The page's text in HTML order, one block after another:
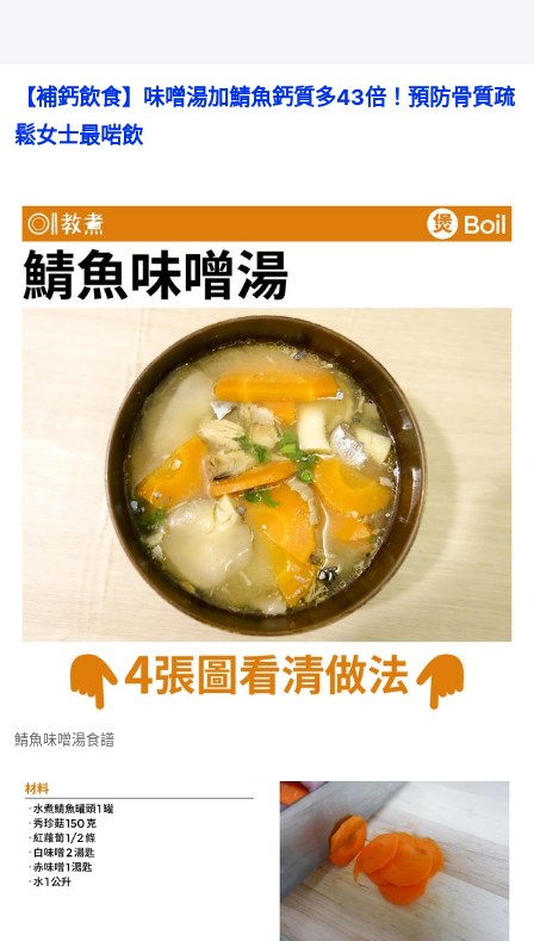
【補鈣飲食】味噌湯加鯖魚鈣質多43倍！預防骨質疏
鬆女士最啱飲
鯖魚味噌湯食譜